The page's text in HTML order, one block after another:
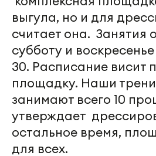
выгула, но и для
считает она. Занятия
субботу и
30. Расписание висит
площадку. Наши
занимают всего 10
утверждает
остальное время,
для всех.